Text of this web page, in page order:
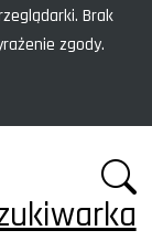
Brak
zgody.